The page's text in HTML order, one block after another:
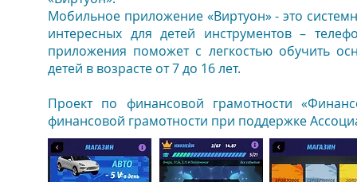
Мобильное приложение «Виртуон» - это
интересных для детей инструментов –
приложения поможет с легкостью обучить
детей в возрасте от 7 до 16 лет.
Проект по финансовой грамотности
финансовой грамотности при поддержке